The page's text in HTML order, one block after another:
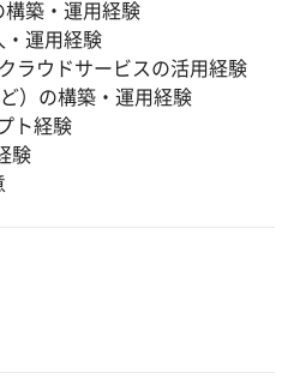
構築・運用経験
・運用経験
ラウドサービスの活用経験
）の構築・運用経験
ト経験
験